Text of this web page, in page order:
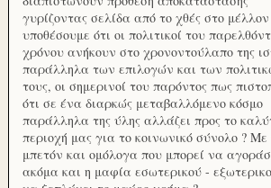
γυρίζοντας σελίδα από το χθές στο
υποθέσουμε ότι οι πολιτικοί του
χρόνου ανήκουν στο χρονοντούλαπο της
παράλληλα των επιλογών και των
τους, οι σημερινοί του παρόντος πως
ότι σε ένα διαρκώς μεταβαλλόμενο κόσμο
παράλληλα της ύλης αλλάζει προς το
περιοχή μας για το κοινωνικό σύνολο ?
μπετόν και ομόλογα που μπορεί να
ακόμα και η μαφία εσωτερικού -